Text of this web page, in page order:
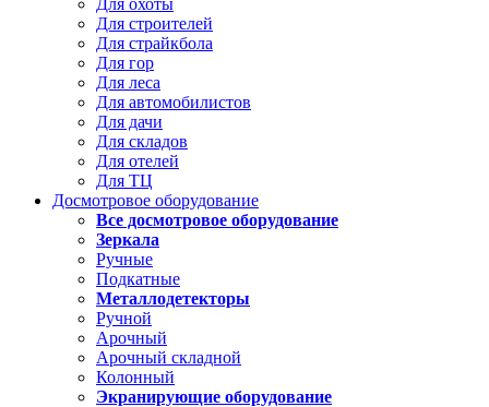
Для охоты
Для строителей
Для страйкбола
Для гор
Для леса
Для автомобилистов
Для дачи
Для складов
Для отелей
Для ТЦ
Досмотровое оборудование
Все досмотровое оборудование
Зеркала
Ручные
Подкатные
Металлодетекторы
Ручной
Арочный
Арочный складной
Колонный
Экранирующие оборудование